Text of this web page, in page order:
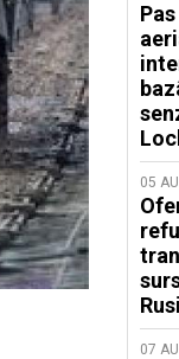
05
07